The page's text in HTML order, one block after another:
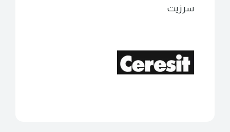
سرزیت